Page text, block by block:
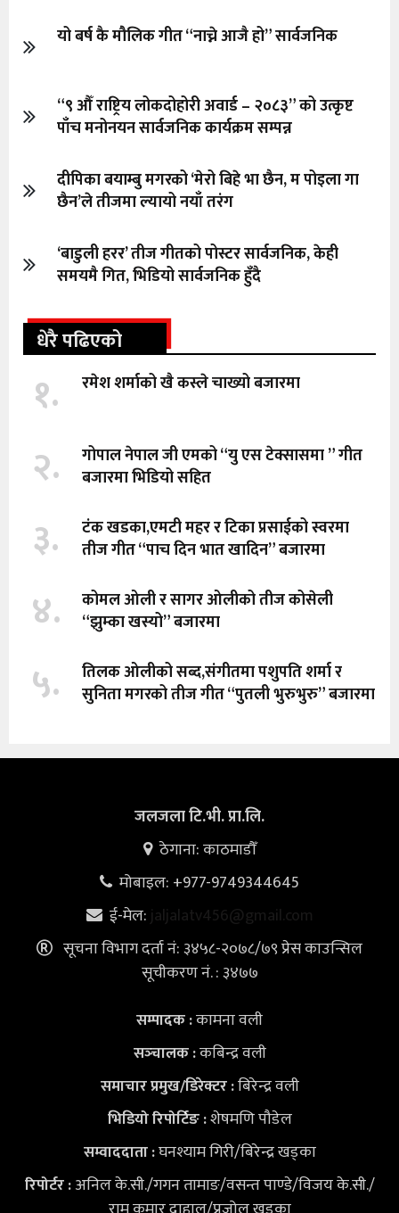
यो बर्ष कै मौलिक गीत “नाच्ने आजै हो” सार्वजनिक
“९ औँ राष्ट्रिय लोकदोहोरी अवार्ड – २०८३” को उत्कृष्ट
पाँच मनोनयन सार्वजनिक कार्यक्रम सम्पन्न
दीपिका बयाम्बु मगरको ‘मेरो बिहे भा छैन, म पोइला गा
छैन’ले तीजमा ल्यायो नयाँ तरंग
‘बाडुली हरर’ तीज गीतको पोस्टर सार्वजनिक, केही
समयमै गित, भिडियो सार्वजनिक हुँदै
धेरै पढिएको
१. रमेश शर्माको खै कस्ले चाख्यो बजारमा
२.
गोपाल नेपाल जी एमको “यु एस टेक्सासमा ” गीत
बजारमा भिडियो सहित
३.
टंक खडका,एमटी महर र टिका प्रसाईको स्वरमा
तीज गीत “पाच दिन भात खादिन” बजारमा
४.
कोमल ओली र सागर ओलीको तीज कोसेली
“झुम्का खस्यो” बजारमा
५.
तिलक ओलीको सब्द,संगीतमा पशुपति शर्मा र
सुनिता मगरको तीज गीत “पुतली भुरुभुरु” बजारमा
जलजला टि.भी. प्रा.लि.
ठेगाना: काठमाडौँ
मोबाइल: +977-9749344645
ई-मेल: jaljalatv456@gmail.com
सूचना विभाग दर्ता नं: ३४५८-२०७८/७९ प्रेस काउन्सिल
सूचीकरण नं. : ३४७७
सम्पादक :कामना वली
सञ्‍चालक :कबिन्द्र वली
समाचार प्रमुख/डिरेक्टर :बिरेन्द्र वली
भिडियोरिपोर्टिङ :शेषमणि पौडेल
सम्वाददाता :घनश्याम गिरी/बिरेन्द्र खड्का
रिपोर्टर :अनिल के.सी./गगन तामाङ/वसन्त पाण्डे/विजय के.सी./